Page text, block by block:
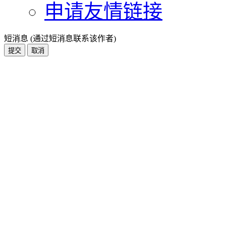
申请友情链接
短消息 (通过短消息联系该作者)